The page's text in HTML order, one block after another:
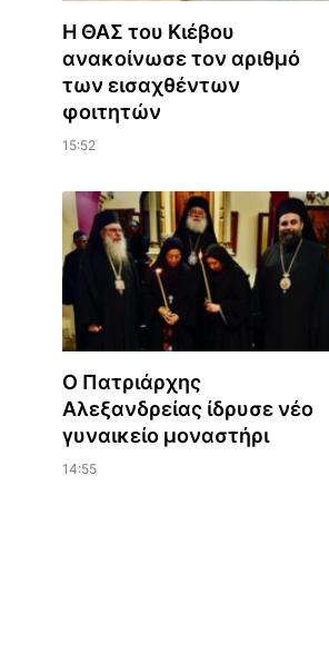
Η ΘΑΣ του Κιέβου
ανακοίνωσε τον αριθμό
των εισαχθέντων
φοιτητών
15:52
Ο Πατριάρχης
Αλεξανδρείας ίδρυσε νέο
γυναικείο μοναστήρι
14:55